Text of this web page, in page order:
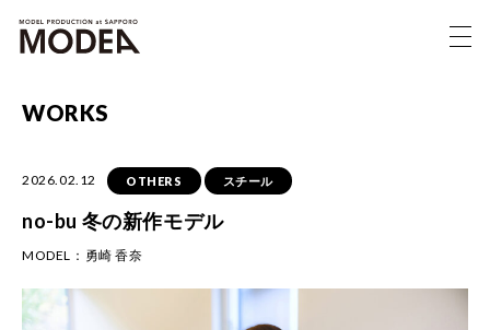
WORKS
2026.02.12 OTHERS スチール
no-bu 冬の新作モデル
MODEL： 勇崎 香奈